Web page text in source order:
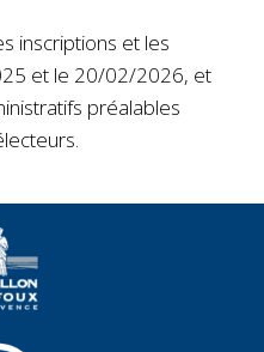
inscriptions et les
et le 20/02/2026, et
préalables